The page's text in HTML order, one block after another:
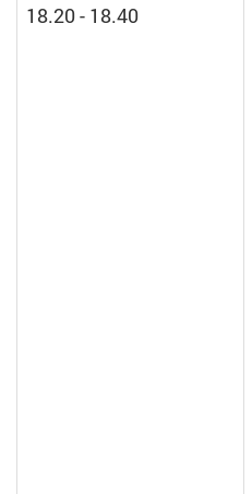
18.20 - 18.40